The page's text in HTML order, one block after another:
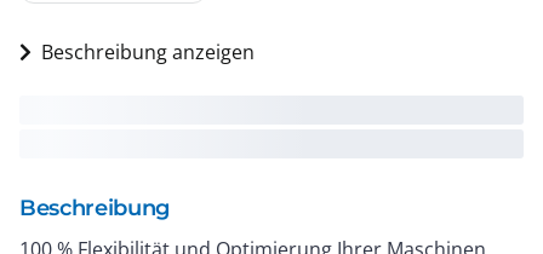
Beschreibung anzeigen
Beschreibung